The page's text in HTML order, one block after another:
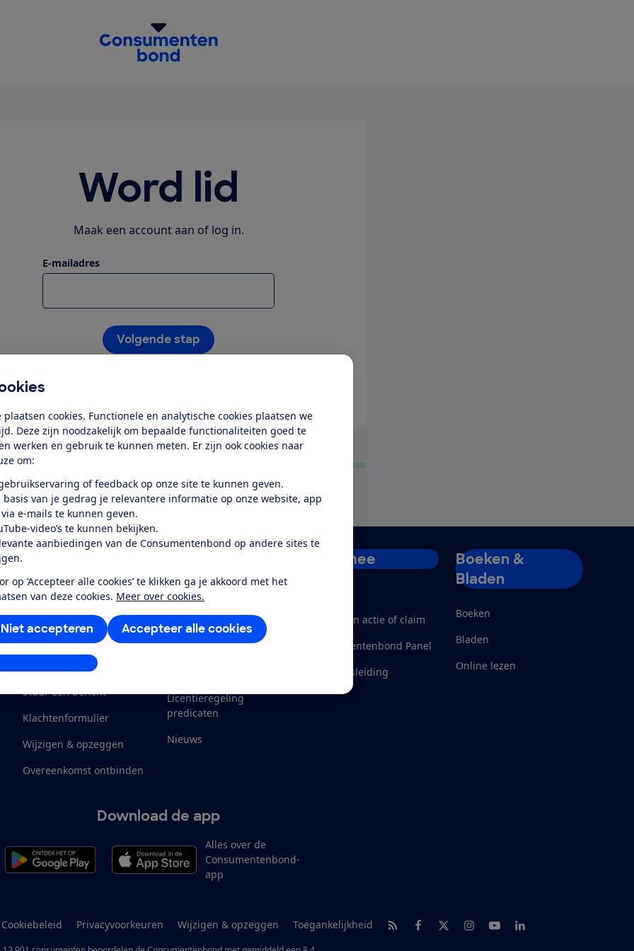
plaatsen cookies. Functionele en analytische cookies plaatsen we
Deze zijn noodzakelijk om bepaalde functionaliteiten goed te
werken en gebruik te kunnen meten. Er zijn ook cookies naar
om:
of feedback op onze site te kunnen geven.
basis van je gedrag je relevantere informatie op onze website, app
e-mails te kunnen geven.
video’s te kunnen bekijken.
aanbiedingen van de Consumentenbond op andere sites te
op ‘Accepteer alle cookies’ te klikken ga je akkoord met het
van deze cookies. Meer over cookies.
Accepteer alle cookies
Niet accepteren
aanpassen
Word lid
Maak een account aan of log in.
E-mailadres
Volgende stap
Stap 1 van 2
Contact
Mijn Consumentenbond
Klantenservice
Stuur een bericht
Klachtenformulier
Wijzigen & opzeggen
Overeenkomst ontbinden
Wie zijn we
Vacatures
Werken bij
Licentieregeling
predicaten
Nieuws
Doe mee
Steun een actie of claim
Consumentenbond Panel
Meld misleiding
Boeken &
Bladen
Boeken
Bladen
Online lezen
Download de app
Alles over de
Consumentenbond-
app
Cookiebeleid Privacyvoorkeuren Wijzigen & opzeggen Toegankelijkheid RSS-feed nieuws
Facebook
TwitterInstagram
YoutubeLinkedIn